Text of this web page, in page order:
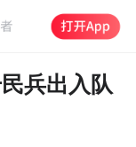
兵出入队